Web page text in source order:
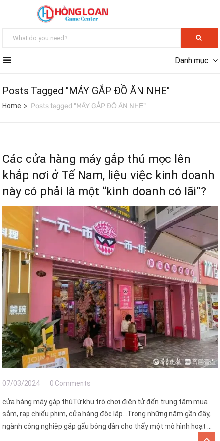
Danh mục
Posts Tagged "MÁY GẮP ĐỒ ĂN NHẸ"
Home Posts tagged "MÁY GẮP ĐỒ ĂN NHẸ"
Các cửa hàng máy gắp thú mọc lên
khắp nơi ở Tế Nam, liệu việc kinh doanh
này có phải là một “kinh doanh có lãi”?
07/03/2024 0 Comments
cửa hàng máy gắp thúTừ khu trò chơi điện tử đến trung tâm mua
sắm, rạp chiếu phim, cửa hàng độc lập…Trong những năm gần đây,
ngành công nghiệp gắp gấu bông dần cho thấy một mô hình hoạt ...